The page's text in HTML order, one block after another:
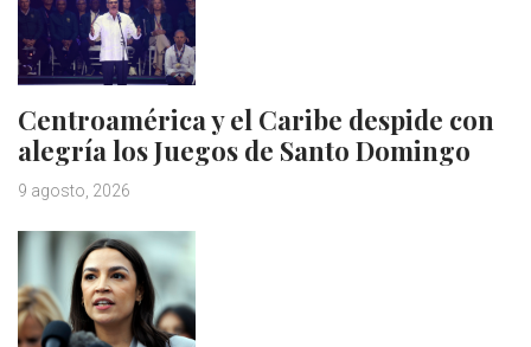
Centroamérica y el Caribe despide con
alegría los Juegos de Santo Domingo
9 agosto, 2026